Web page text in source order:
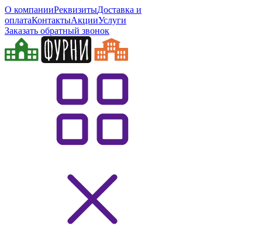
О компанииРеквизитыДоставка и
оплатаКонтактыАкцииУслуги
Заказать обратный звонок